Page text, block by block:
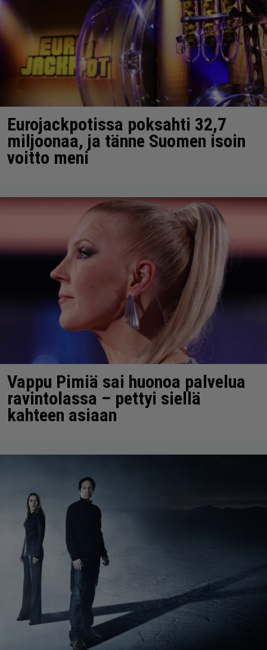
Eurojackpotissa poksahti 32,7
miljoonaa, ja tänne Suomen isoin
voitto meni
Vappu Pimiä sai huonoa palvelua
ravintolassa – pettyi siellä
kahteen asiaan